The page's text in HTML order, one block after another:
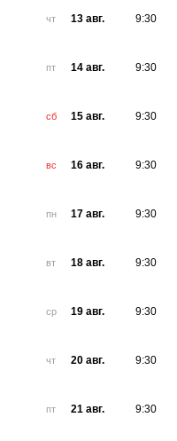
чт 13 авг. 9:30
пт 14 авг. 9:30
сб 15 авг. 9:30
вс 16 авг. 9:30
пн 17 авг. 9:30
вт 18 авг. 9:30
ср 19 авг. 9:30
чт 20 авг. 9:30
пт 21 авг. 9:30